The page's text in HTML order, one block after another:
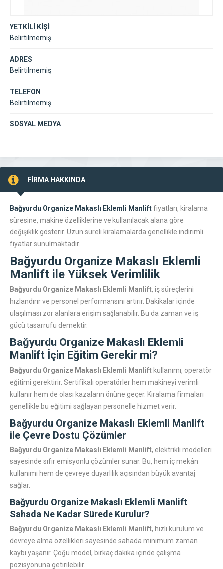
YETKİLİ KİŞİ
Belirtilmemiş
ADRES
Belirtilmemiş
TELEFON
Belirtilmemiş
SOSYAL MEDYA
FİRMA HAKKINDA
Bağyurdu Organize Makaslı Eklemli Manliftfiyatları, kiralama
süresine, makine özelliklerine ve kullanılacak alana göre
değişiklik gösterir. Uzun süreli kiralamalarda genellikle indirimli
fiyatlar sunulmaktadır.
Bağyurdu Organize Makaslı Eklemli
Manlift ile Yüksek Verimlilik
Bağyurdu Organize Makaslı Eklemli Manlift, iş süreçlerini
hızlandırır ve personel performansını artırır. Dakikalar içinde
ulaşılması zor alanlara erişim sağlanabilir. Bu da zaman ve iş
gücü tasarrufu demektir.
Bağyurdu Organize Makaslı Eklemli
Manlift İçin Eğitim Gerekir mi?
Bağyurdu Organize Makaslı Eklemli Manlift kullanımı, operatör
eğitimi gerektirir. Sertifikalı operatörler hem makineyi verimli
kullanır hem de olası kazaların önüne geçer. Kiralama firmaları
genellikle bu eğitimi sağlayan personelle hizmet verir.
Bağyurdu Organize Makaslı Eklemli Manlift
ile Çevre Dostu Çözümler
Bağyurdu Organize Makaslı Eklemli Manlift, elektrikli modelleri
sayesinde sıfır emisyonlu çözümler sunar. Bu, hem iç mekân
kullanımı hem de çevreye duyarlılık açısından büyük avantaj
sağlar.
Bağyurdu Organize Makaslı Eklemli Manlift
Sahada Ne Kadar Sürede Kurulur?
Bağyurdu Organize Makaslı Eklemli Manlift, hızlı kurulum ve
devreye alma özellikleri sayesinde sahada minimum zaman
kaybı yaşanır. Çoğu model, birkaç dakika içinde çalışma
pozisyonuna getirilebilir.